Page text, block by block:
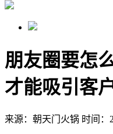
朋友圈要怎
才能吸引客户
来源：朝天门火锅 时间：